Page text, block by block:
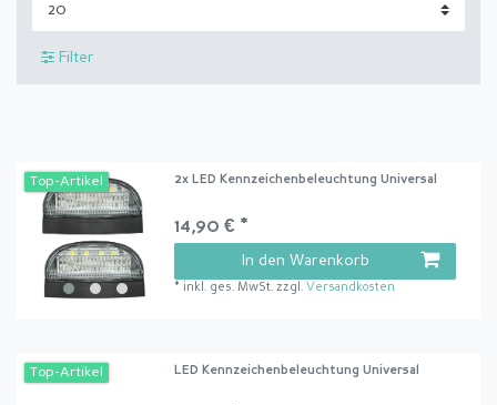
Filter
Top-Artikel 2x LED Kennzeichenbeleuchtung Universal
14,90 € *
In den Warenkorb
* inkl. ges. MwSt. zzgl. Versandkosten
Top-Artikel LED Kennzeichenbeleuchtung Universal